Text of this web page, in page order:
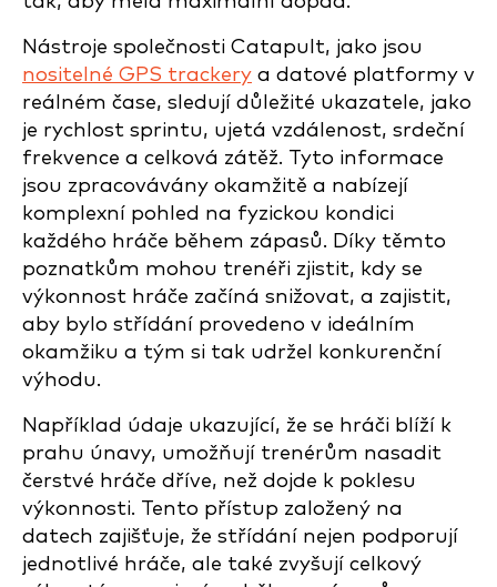
Nástroje společnosti Catapult, jako jsou
nositelné GPS trackery a datové platformy v
reálném čase, sledují důležité ukazatele, jako
je rychlost sprintu, ujetá vzdálenost, srdeční
frekvence a celková zátěž. Tyto informace
jsou zpracovávány okamžitě a nabízejí
komplexní pohled na fyzickou kondici
každého hráče během zápasů. Díky těmto
poznatkům mohou trenéři zjistit, kdy se
výkonnost hráče začíná snižovat, a zajistit,
aby bylo střídání provedeno v ideálním
okamžiku a tým si tak udržel konkurenční
výhodu.
Například údaje ukazující, že se hráči blíží k
prahu únavy, umožňují trenérům nasadit
čerstvé hráče dříve, než dojde k poklesu
výkonnosti. Tento přístup založený na
datech zajišťuje, že střídání nejen podporují
jednotlivé hráče, ale také zvyšují celkový